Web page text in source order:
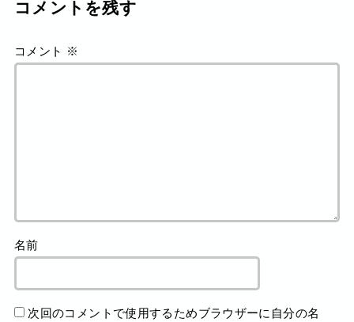
コメントを残す
コメント ※
名前
次回のコメントで使用するためブラウザーに自分の名